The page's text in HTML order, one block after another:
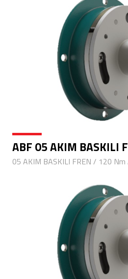
ABF 05 AKIM BASKILI
05 AKIM BASKILI FREN / 120 Nm